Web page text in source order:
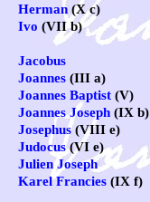
Herman (X c)
Ivo (VII b)
Jacobus
Joannes (III a)
Joannes Baptist (V)
Joannes Joseph (IX b)
Josephus(VIII e)
Judocus(VI e)
Julien Joseph
Karel Francies (IX f)